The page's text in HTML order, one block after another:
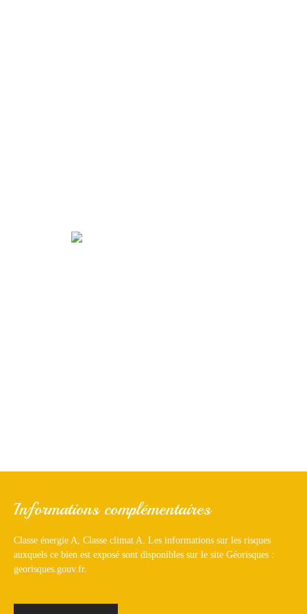
Informations complémentaires
Classe énergie A, Classe climat A. Les informations sur les risques
auxquels ce bien est exposé sont disponibles sur le site Géorisques :
georisques.gouv.fr.